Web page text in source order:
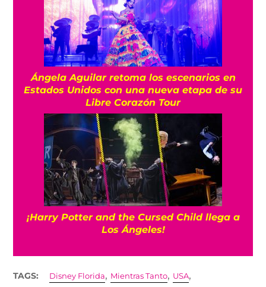
Ángela Aguilar retoma los escenarios en
Estados Unidos con una nueva etapa de su
Libre Corazón Tour
¡Harry Potter and the Cursed Child llega a
Los Ángeles!
TAGS: Disney Florida, Mientras Tanto, USA,